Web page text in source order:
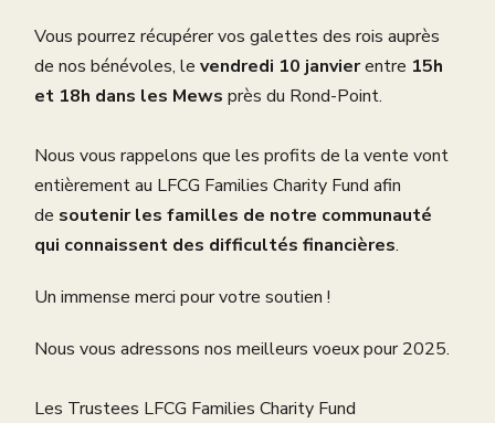
Vous pourrez récupérer vos galettes des rois auprès
de nos bénévoles, levendredi 10 janvierentre 15h
et 18h dans les Mews près du Rond-Point.
Nous vous rappelons que les profits de la vente vont
entièrement au LFCG Families Charity Fund afin
de soutenir les familles de notre communauté
qui connaissent des difficultés financières.
Un immense merci pour votre soutien !
Nous vous adressons nos meilleurs voeux pour 2025.
Les Trustees LFCG Families Charity Fund